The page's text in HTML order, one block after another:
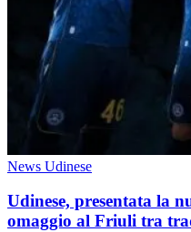
News Udinese
Udinese, presentata la
omaggio al Friuli tra